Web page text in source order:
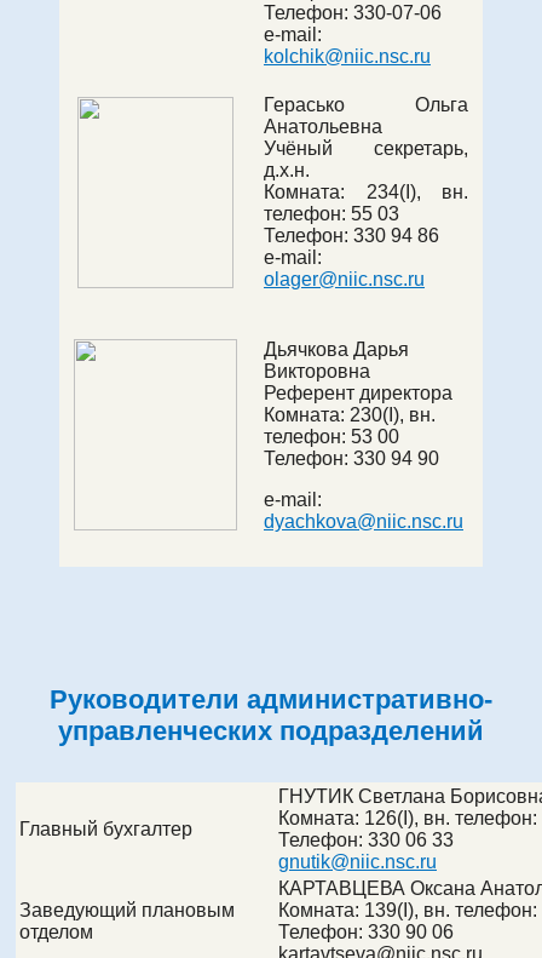
Телефон: 330-07-06
e-mail:
kolchik@niic.nsc.ru
Герасько Ольга
Анатольевна
Учёный секретарь,
д.х.н.
Комната: 234(I), вн.
телефон: 55 03
Телефон: 330 94 86
e-mail:
olager@niic.nsc.ru
Дьячкова Дарья
Викторовна
Референт директора
Комната: 230(I), вн.
телефон: 53 00
Телефон: 330 94 90
e-mail:
dyachkova@niic.nsc.ru
Руководители административно-
управленческих подразделений
Главный бухгалтер
ГНУТИК Светлана
Комната: 126(I), вн. телефон:
Телефон: 330 06 33
gnutik@niic.nsc.ru
Заведующий плановым
отделом
КАРТАВЦЕВА Оксана
Комната: 139(I), вн. телефон:
Телефон: 330 90 06